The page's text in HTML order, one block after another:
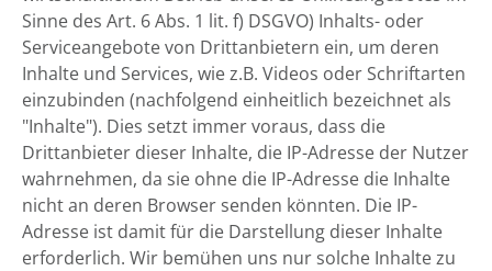
Sinne des Art. 6 Abs. 1 lit. f) DSGVO) Inhalts- oder
Serviceangebote von Drittanbietern ein, um deren
Inhalte und Services, wie z.B. Videos oder Schriftarten
einzubinden (nachfolgend einheitlich bezeichnet als
"Inhalte"). Dies setzt immer voraus, dass die
Drittanbieter dieser Inhalte, die IP-Adresse der Nutzer
wahrnehmen, da sie ohne die IP-Adresse die Inhalte
nicht an deren Browser senden könnten. Die IP-
Adresse ist damit für die Darstellung dieser Inhalte
erforderlich. Wir bemühen uns nur solche Inhalte zu